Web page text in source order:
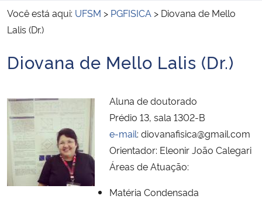
Ministério das Relações Exteriores
Ministério da Infraestrutura
Ministério da Agricultura, Pecuária e Abastecimento
Ministério da Educação
Ministério da Cidadania
Você está aqui: UFSM > PGFISICA > Diovana de Mello
Lalis (Dr.)
Início do conteúdo
Diovana de Mello Lalis (Dr.)
Aluna de doutorado
Prédio 13, sala 1302-B
e-mail: diovanafisica@gmail.com
Orientador: Eleonir João Calegari
Áreas de Atuação:
Matéria Condensada